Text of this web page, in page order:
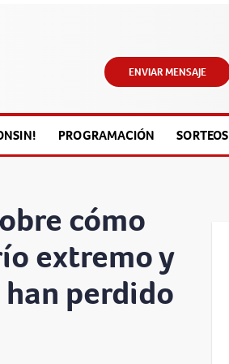
ENVIAR MENSAJE
PROGRAMACIÓN SORTEOS
cómo
extremo y
perdido